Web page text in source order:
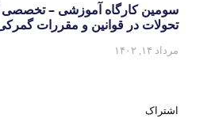
سومین کارگاه آموزشی – تخصصی
تحولات در قوانین و مقررات
مرداد ۱۴, ۱۴۰۲
اشتراک